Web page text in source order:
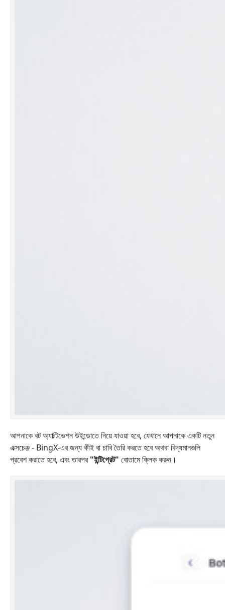
আপনাকে বট অ্যাক্টিভেশন উইন্ডোতে নিয়ে যাওয়া হবে, যেখানে আপনাকে একটি নতুন
এক্সচেঞ্জ - BingX-এর জন্য কীই বা চাবি তৈরি করতে হবে অথবা বিদ্যমানগুলি
প্রবেশ করাতে হবে, এবং তারপর"ইন্টিগ্রেট" বোতামে ক্লিক করুন।